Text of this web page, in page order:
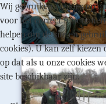
Wij gebruiken cookies op
voor het correct
helpen om de site en
cookies). U kan zelf kiezen
op dat als u onze cookies
site beschikbaar zijn.